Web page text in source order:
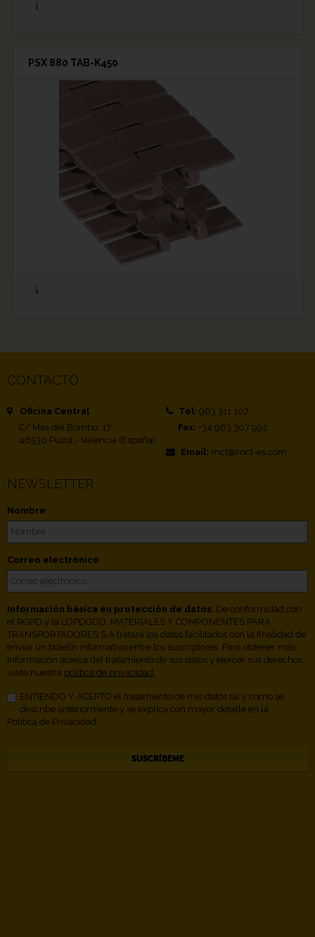
PSX 880 TAB-K450
CONTACTO
Oficina Central
C/ Mas del Bombo, 17
46530 Puzol - Valencia (España)
Tel: 963 311 107
Fax: +34 963 307 992
Email: mct@mct-es.com
NEWSLETTER
Nombre
Correo electrónico
Información básica en protección de datos . De conformidad con
el RGPD y la LOPDGDD, MATERIALES Y COMPONENTES PARA
TRANSPORTADORES S.A tratará los datos facilitados con la finalidad de
enviar un boletín informativo entre los suscriptores. Para obtener más
información acerca del tratamiento de sus datos y ejercer sus derechos,
visite nuestra política de privacidad.
ENTIENDO Y ACEPTO el tratamiento de mis datos tal y como se
describe anteriormente y se explica con mayor detalle en la
Política de Privacidad.